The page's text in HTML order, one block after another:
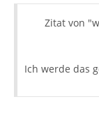
Zitat von
Ich werde das